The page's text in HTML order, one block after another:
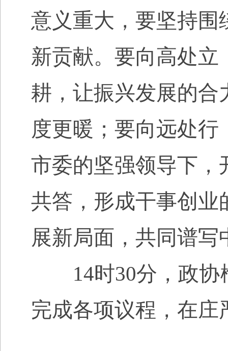
意义重大，要坚持围
新贡献。要向高处
耕，让振兴发展的合
度更暖；要向远处
市委的坚强领导下，
共答，形成干事创业
展新局面，共同谱
14时30分，政
完成各项议程，在